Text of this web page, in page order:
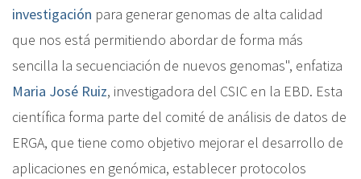
investigación para generar genomas de alta calidad
que nos está permitiendo abordar de forma más
sencilla la secuenciación de nuevos genomas", enfatiza
Maria José Ruiz, investigadora del CSIC en la EBD. Esta
científica forma parte del comité de análisis de datos de
ERGA, que tiene como objetivo mejorar el desarrollo de
aplicaciones en genómica, establecer protocolos